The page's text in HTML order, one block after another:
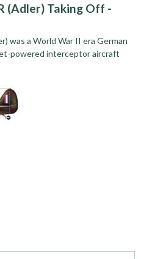
(Adler) Taking Off -
was a World War II era German
powered interceptor aircraft